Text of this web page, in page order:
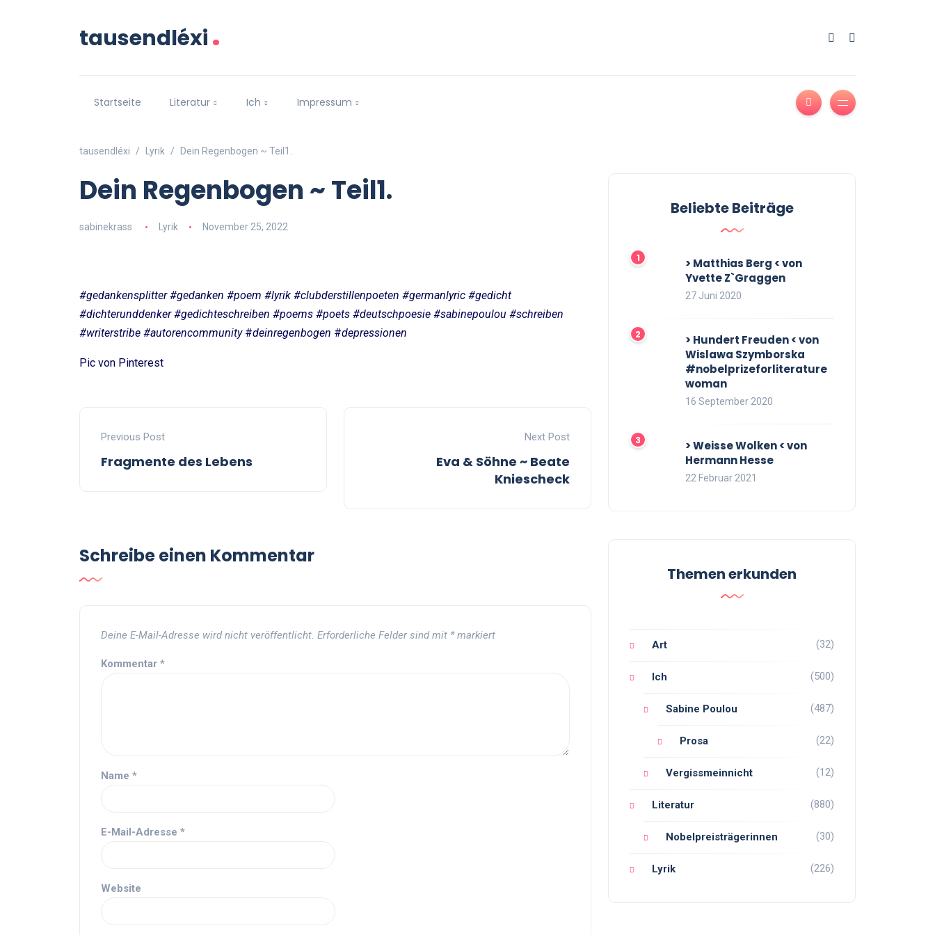
tausendléxi.
Startseite Literatur Ich Impressum
tausendléxi Lyrik Dein Regenbogen ~ Teil1.
Dein Regenbogen ~ Teil1.
sabinekrass Lyrik November 25, 2022
#gedankensplitter #gedanken #poem #lyrik #clubderstillenpoeten #germanlyric #gedicht
#dichterunddenker #gedichteschreiben #poems #poets #deutschpoesie #sabinepoulou #schreiben
#writerstribe #autorencommunity#deinregenbogen #depressionen
Pic von Pinterest
Previous Post
Fragmente des Lebens
Next Post
Eva & Söhne ~ Beate
Kniescheck
Schreibe einen Kommentar
Deine E-Mail-Adresse wird nicht veröffentlicht. Erforderliche Felder sind mit *markiert
Kommentar *
Name *
E-Mail-Adresse *
Website
Beliebte Beiträge
> Matthias Berg < von
Yvette Z`Graggen
27 Juni 2020
> Hundert Freuden < von
Wislawa Szymborska
#nobelprizeforliterature
woman
16 September 2020
> Weisse Wolken < von
Hermann Hesse
22 Februar 2021
Themen erkunden
Art (32)
Ich (500)
Sabine Poulou (487)
Prosa (22)
Vergissmeinnicht (12)
Literatur (880)
Nobelpreisträgerinnen (30)
Lyrik (226)